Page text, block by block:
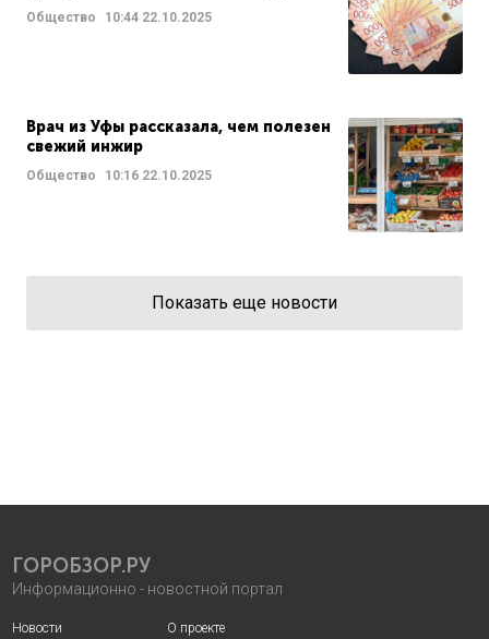
Общество 10:44 22.10.2025
Врач из Уфы рассказала, чем полезен
свежий инжир
Общество 10:16 22.10.2025
Показать еще новости
ГОРОБЗОР.РУ
Информационно - новостной портал
Новости О проекте